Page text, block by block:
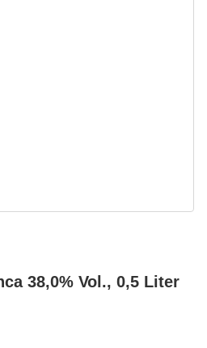
38,0% Vol., 0,5 Liter